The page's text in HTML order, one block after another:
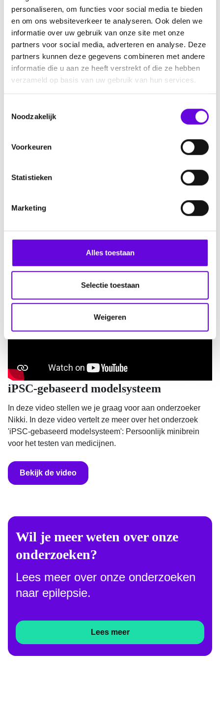
personaliseren, om functies voor social media te bieden
en om ons websiteverkeer te analyseren. Ook delen we
informatie over uw gebruik van onze site met onze
partners voor social media, adverteren en analyse. Deze
partners kunnen deze gegevens combineren met andere
informatie die u aan ze heeft verstrekt of die ze hebben
verzameld op basis van uw gebruik van hun services.
Noodzakelijk
Voorkeuren
Statistieken
Marketing
Alles toestaan
Selectie toestaan
Weigeren
Burden of Disease Study
In deze video stellen we je graag voor aan PhD-kandidaat
Darin, een onderzoeker binnen Maastricht University.
gevolgen van epilepsie. Epilepsie heeft namelijk niet
alleen medische impact. Het beïnvloedt werk, welzijn en
kwaliteit van leven, van mensen met epilepsie én hun
naasten. In dit onderzoek wordt gekeken naar onder
van zorgverlening op mantelzorgers.
iPSC-gebaseerd modelsysteem
In deze video stellen we je graag voor aan onderzoeker
Nikki. In deze video vertelt ze meer over het onderzoek
'iPSC-gebaseerd modelsysteem': Persoonlijk minibrein
voor het testen van medicijnen.
Bekijk de video
Wil je meer weten over onze
onderzoeken?
Lees meer over onze onderzoeken
naar epilepsie.
Lees meer